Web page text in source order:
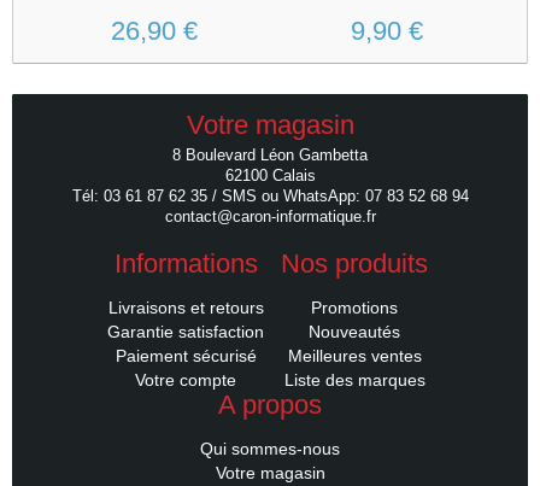
26,90 € 9,90 €
Votre magasin
8 Boulevard Léon Gambetta
62100 Calais
Tél: 03 61 87 62 35 / SMS ou WhatsApp: 07 83 52 68 94
contact@caron-informatique.fr
Informations
Livraisons et retours
Garantie satisfaction
Paiement sécurisé
Votre compte
Nos produits
Promotions
Nouveautés
Meilleures ventes
Liste des marques
A propos
Qui sommes-nous
Votre magasin